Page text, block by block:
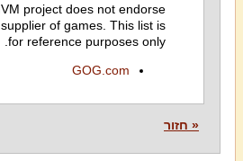
project does not endorse
of games. This list is
for reference purposes only.
GOG.com
« חזור